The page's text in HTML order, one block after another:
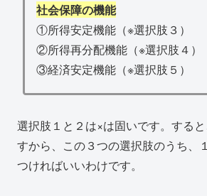
社会保障の機能
①所得安定機能（※選択肢３）
②所得再分配機能（※選択肢４）
③経済安定機能（※選択肢５）
選択肢１と２は×は固いです。する
すから、この３つの選択肢のうち、
つければいいわけです。